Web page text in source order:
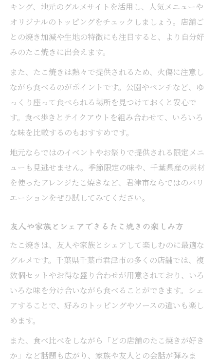
キング、地元のグルメサイトを活用し、人気メニューや
オリジナルのトッピングをチェックしましょう。店舗ご
との焼き加減や生地の特徴にも注目すると、より自分好
みのたこ焼きに出会えます。
また、たこ焼きは熱々で提供されるため、火傷に注意し
ながら食べるのがポイントです。公園やベンチなど、ゆ
っくり座って食べられる場所を見つけておくと安心で
す。食べ歩きとテイクアウトを組み合わせて、いろいろ
な味を比較するのもおすすめです。
地元ならではのイベントやお祭りで提供される限定メニ
ューも見逃せません。季節限定の味や、千葉県産の素材
を使ったアレンジたこ焼きなど、君津市ならではのバリ
エーションをぜひ試してみてください。
友人や家族とシェアできるたこ焼きの楽しみ方
たこ焼きは、友人や家族とシェアして楽しむのに最適な
グルメです。千葉県千葉市君津市の多くの店舗では、複
数個セットやお得な盛り合わせが用意されており、いろ
いろな味を分け合いながら食べることができます。シェ
アすることで、好みのトッピングやソースの違いも楽し
めます。
また、食べ比べをしながら「どの店舗のたこ焼きが好き
か」など話題も広がり、家族や友人との会話が弾みま